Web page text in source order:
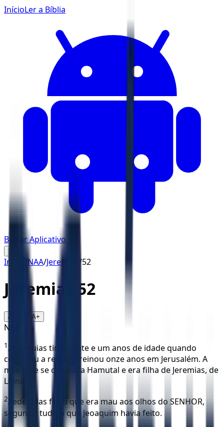
InícioLer a Bíblia
Baixar Aplicativo
☰
Início NAA/Jeremias /52
Jeremias 52
A- A+
NAA
1Zedequias tinha vinte e um anos de idade quando
começou a reinar e reinou onze anos em Jerusalém. A
mãe dele se chamava Hamutal e era filha de Jeremias, de
Libna.
2Zedequias fez o que era mau aos olhos do SENHOR,
segundo tudo o que Jeoaquim havia feito.